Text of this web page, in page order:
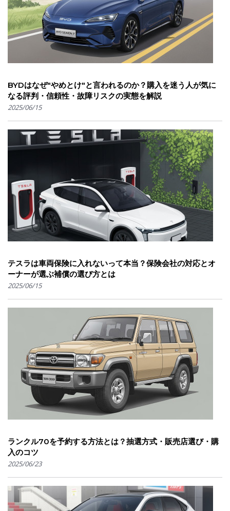
BYDはなぜ"やめとけ"と言われるのか？購入を迷う人が気に
なる評判・信頼性・故障リスクの実態を解説
2025/06/15
テスラは車両保険に入れないって本当？保険会社の対応とオ
ーナーが選ぶ補償の選び方とは
2025/06/15
ランクル70を予約する方法とは？抽選方式・販売店選び・購
入のコツ
2025/06/23